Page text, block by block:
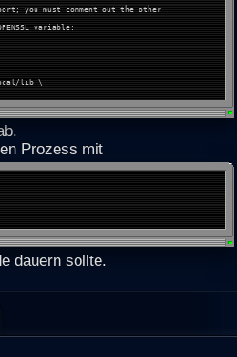
you must comment out the other
variable:
lib \
lib \
Prozess mit
dauern sollte.